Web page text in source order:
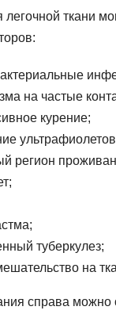
ткани
на частые
курение;
регион
туберкулез;
на
справа можно